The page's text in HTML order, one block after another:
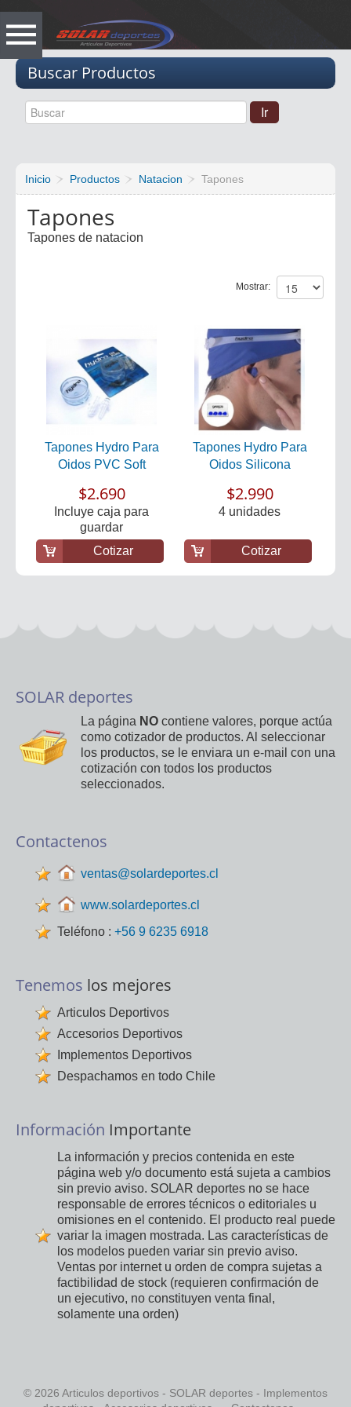
Buscar Productos
Inicio Productos Natacion Tapones
Tapones
Tapones de natacion
Mostrar:
Tapones Hydro Para
Oidos PVC Soft
$2.690
Incluye caja para
guardar
Cotizar
Tapones Hydro Para
Oidos Silicona
$2.990
4 unidades
Cotizar
SOLAR deportes
La página NO contiene valores, porque actúa
como cotizador de productos. Al seleccionar
los productos, se le enviara un e-mail con una
cotización con todos los productos
seleccionados.
Contactenos
ventas@solardeportes.cl
www.solardeportes.cl
Teléfono : +56 9 6235 6918
Tenemos los mejores
Articulos Deportivos
Accesorios Deportivos
Implementos Deportivos
Despachamos en todo Chile
Información Importante
La información y precios contenida en este
página web y/o documento está sujeta a cambios
sin previo aviso. SOLAR deportes no se hace
responsable de errores técnicos o editoriales u
omisiones en el contenido. El producto real puede
variar la imagen mostrada. Las características de
los modelos pueden variar sin previo aviso.
Ventas por internet u orden de compra sujetas a
factibilidad de stock (requieren confirmación de
un ejecutivo, no constituyen venta final,
solamente una orden)
© 2026 Articulos deportivos - SOLAR deportes - Implementos